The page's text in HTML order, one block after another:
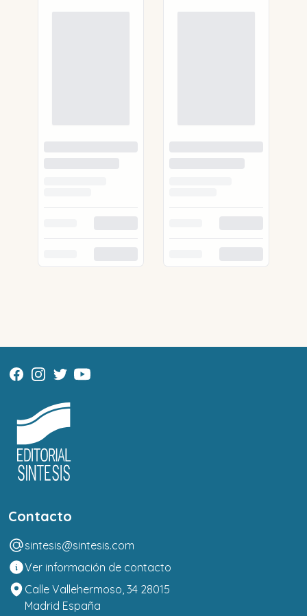
Contacto
sintesis@sintesis.com
Ver información de contacto
Calle Vallehermoso, 34 28015
Madrid España